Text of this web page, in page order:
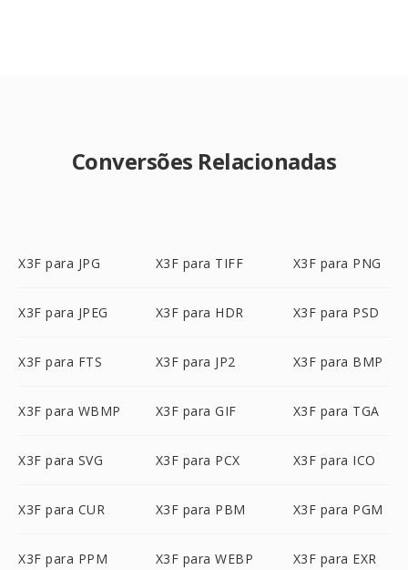
Conversões Relacionadas
X3F para JPG X3F para TIFF X3F para PNG
X3F para JPEG X3F para HDR X3F para PSD
X3F para FTS X3F para JP2 X3F para BMP
X3F para WBMP X3F para GIF X3F para TGA
X3F para SVG X3F para PCX X3F para ICO
X3F para CUR X3F para PBM X3F para PGM
X3F para PPM X3F para WEBP X3F para EXR